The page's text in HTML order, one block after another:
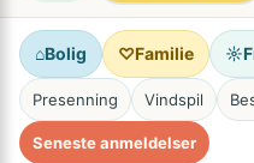
⌂Bolig ♡Familie ☼
Presenning Vindspil
Seneste anmeldelser